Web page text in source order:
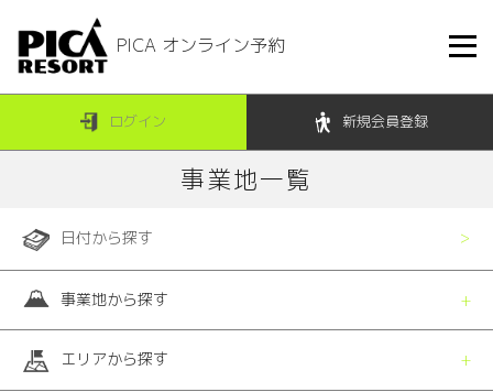
PICA オンライン予約
ログイン 新規会員登録
事業地一覧
日付から探す
事業地から探す
エリアから探す